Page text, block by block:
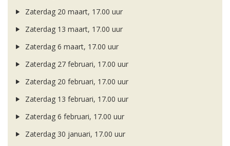
Zaterdag 20 maart, 17.00 uur
Zaterdag 13 maart, 17.00 uur
Zaterdag 6 maart, 17.00 uur
Zaterdag 27 februari, 17.00 uur
Zaterdag 20 februari, 17.00 uur
Zaterdag 13 februari, 17.00 uur
Zaterdag 6 februari, 17.00 uur
Zaterdag 30 januari, 17.00 uur